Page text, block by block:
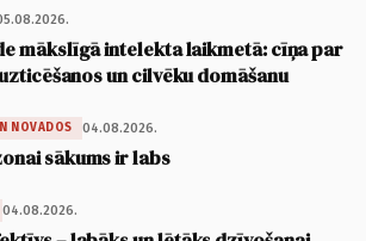
mākslīgā intelekta laikmetā: cīņa par
un cilvēku domāšanu
NOVADOS 04.08.2026.
sākums ir labs
04.08.2026.